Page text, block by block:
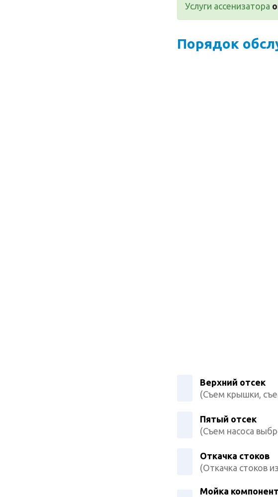
Услуги ассенизатора
Порядок
Верхний отсек
(Съем крышки,
Пятый отсек
(Съем насоса
Откачка стоков
(Откачка стоков
Мойка